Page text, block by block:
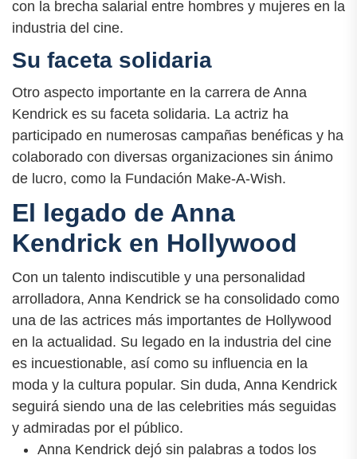
con la brecha salarial entre hombres y mujeres en la
industria del cine.
Su faceta solidaria
Otro aspecto importante en la carrera de Anna
Kendrick es su faceta solidaria. La actriz ha
participado en numerosas campañas benéficas y ha
colaborado con diversas organizaciones sin ánimo
de lucro, como la Fundación Make-A-Wish.
El legado de Anna
Kendrick en Hollywood
Con un talento indiscutible y una personalidad
arrolladora, Anna Kendrick se ha consolidado como
una de las actrices más importantes de Hollywood
en la actualidad. Su legado en la industria del cine
es incuestionable, así como su influencia en la
moda y la cultura popular. Sin duda, Anna Kendrick
seguirá siendo una de las celebrities más seguidas
y admiradas por el público.
Anna Kendrick dejó sin palabras a todos los